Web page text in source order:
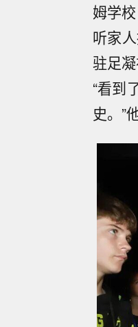
姆学
听家
驻足
“看到
史。”